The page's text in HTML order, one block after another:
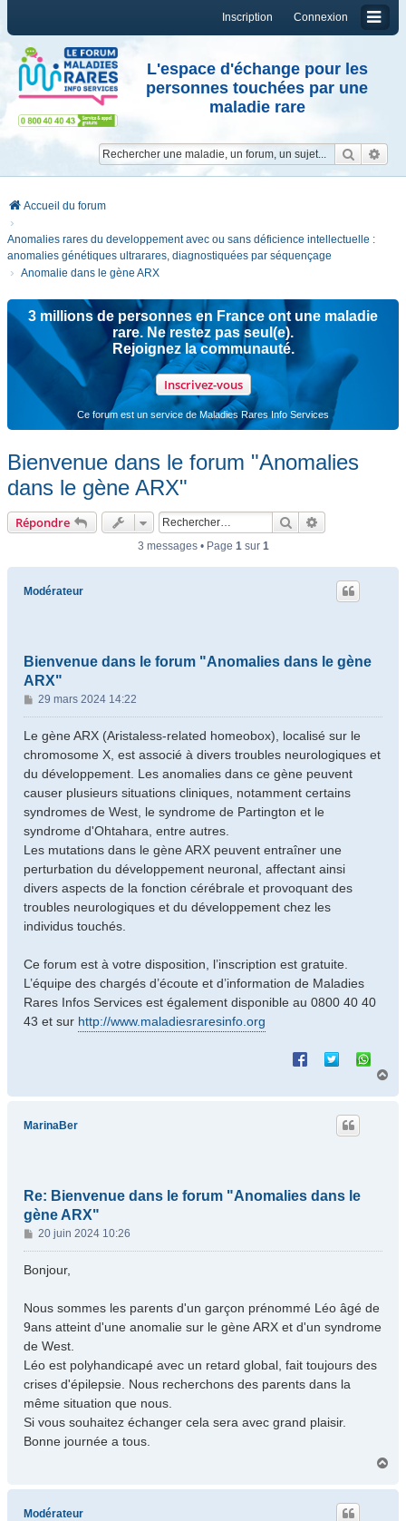
Connexion
Inscription
L'espace d'échange pour les
personnes touchées par une
maladie rare
Accueil du forum
Anomalies rares du developpement avec ou sans déficience intellectuelle :
anomalies génétiques ultrarares, diagnostiquées par séquençage
Anomalie dans le gène ARX
3 millions de personnes en France ont une maladie
rare. Ne restez pas seul(e).
Rejoignez la communauté.
Inscrivez-vous
Ce forum est un service de Maladies Rares Info Services
Bienvenue dans le forum "Anomalies
dans le gène ARX"
Répondre Rechercher
3 messages • Page 1sur 1
Modérateur
Bienvenue dans le forum "Anomalies dans le gène
ARX"
M
e
s
g
e
29 mars 2024 14:22
Le gène ARX (Aristaless-related homeobox), localisé sur le
chromosome X, est associé à divers troubles neurologiques et
du développement. Les anomalies dans ce gène peuvent
causer plusieurs situations cliniques, notamment certains
syndromes de West, le syndrome de Partington et le
syndrome d'Ohtahara, entre autres.
Les mutations dans le gène ARX peuvent entraîner une
perturbation du développement neuronal, affectant ainsi
divers aspects de la fonction cérébrale et provoquant des
troubles neurologiques et du développement chez les
individus touchés.
Ce forum est à votre disposition, l’inscription est gratuite.
L’équipe des chargés d’écoute et d’information de Maladies
Rares Infos Services est également disponible au 0800 40 40
43 et sur http://www.maladiesraresinfo.org
MarinaBer
Re: Bienvenue dans le forum "Anomalies dans le
gène ARX"
M
e
s
g
e
20 juin 2024 10:26
Bonjour,
Nous sommes les parents d'un garçon prénommé Léo âgé de
9ans atteint d'une anomalie sur le gène ARX et d'un syndrome
de West.
Léo est polyhandicapé avec un retard global, fait toujours des
crises d'épilepsie. Nous recherchons des parents dans la
même situation que nous.
Si vous souhaitez échanger cela sera avec grand plaisir.
Bonne journée a tous.
u
Modérateur